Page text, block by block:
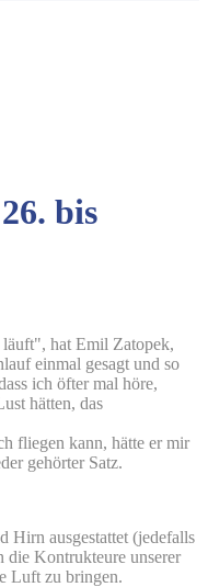
bis
läuft", hat Emil Zatopek,
einmal gesagt und so
ich öfter mal höre,
hätten, das
fliegen kann, hätte er mir
gehörter Satz.
Hirn ausgestattet (jedefalls
die Kontrukteure unserer
Luft zu bringen.